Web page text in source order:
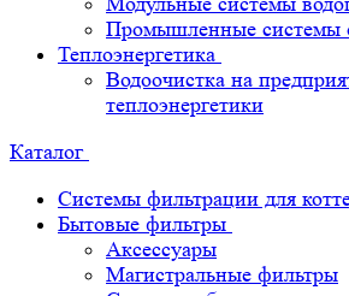
Промышленные системы
Теплоэнергетика
Водоочистка на
теплоэнергетики
Каталог
Системы фильтрации для
Бытовые фильтры
Аксессуары
Магистральные фильтры